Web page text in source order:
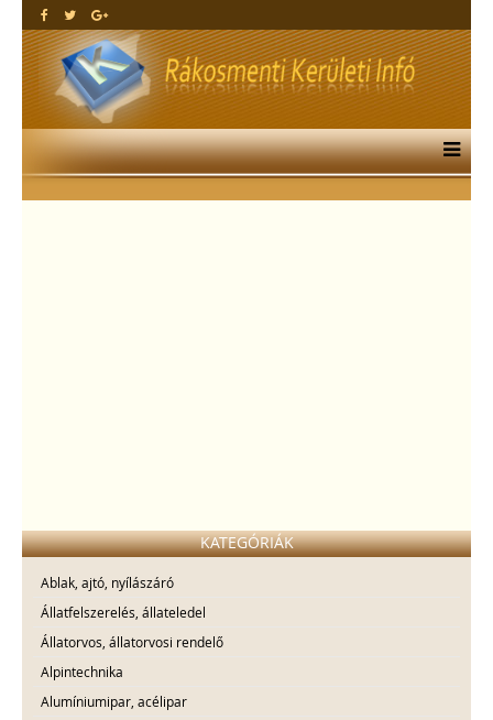
KATEGÓRIÁK
Ablak, ajtó, nyílászáró
Állatfelszerelés, állateledel
Állatorvos, állatorvosi rendelő
Alpintechnika
Alumíniumipar, acélipar